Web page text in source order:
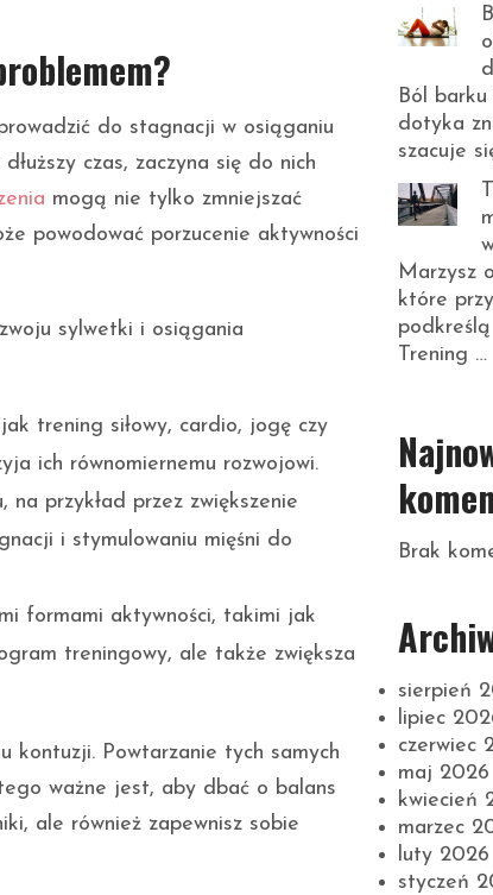
do stagnacji w osiąganiu
czas, zaczyna się do nich
mogą nie tylko zmniejszać
powodować porzucenie aktywności
sylwetki i osiągania
trening siłowy, cardio, jogę czy
ich równomiernemu rozwojowi.
na przykład przez zwiększenie
i stymulowaniu mięśni do
formami aktywności, takimi jak
treningowy, ale także zwiększa
kontuzji. Powtarzanie tych samych
ważne jest, aby dbać o balans
ale również zapewnisz sobie
Ból
dotyka
szacuje
Marzysz
które
Trening …
Brak
sierpień
lipiec
czerwiec
maj 2026
kwiecień
marzec
luty 2026
styczeń